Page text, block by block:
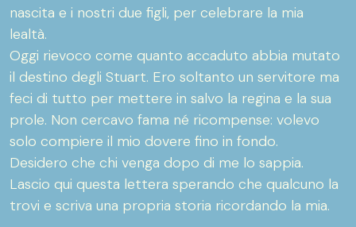
nascita e i nostri due figli, per celebrare la mia
lealtà.
Oggi rievoco come quanto accaduto abbia mutato
il destino degli Stuart. Ero soltanto un servitore ma
feci di tutto per mettere in salvo la regina e la sua
prole. Non cercavo fama né ricompense: volevo
solo compiere il mio dovere fino in fondo.
Desidero che chi venga dopo di me lo sappia.
Lascio qui questa lettera sperando che qualcuno la
trovi e scriva una propria storia ricordando la mia.